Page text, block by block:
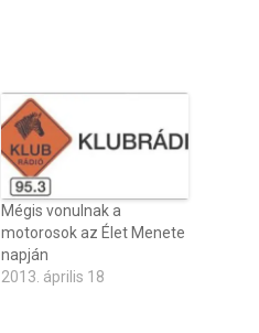
Mégis vonulnak a
motorosok az Élet Menete
napján
2013. április 18